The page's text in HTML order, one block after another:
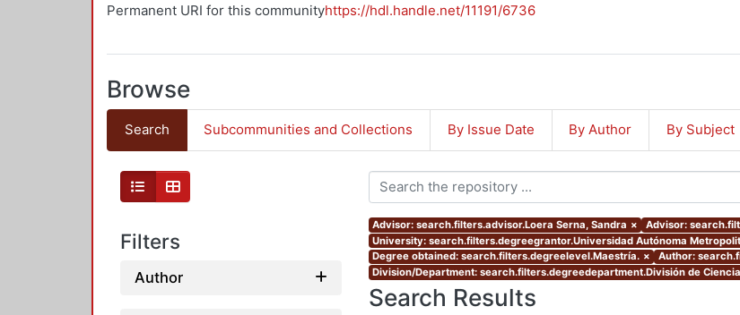
Permanent URI for this communityhttps://hdl.handle.net/11191/6736
Browse
Search Subcommunities and Collections By Issue Date By Author By Subject
Filters
Author
Advisor: search.filters.advisor.Loera Serna, Sandra × Advisor:
University: search.filters.degreegrantor.Universidad Autónoma
Degree obtained: search.filters.degreelevel.Maestría. × Author:
Division/Department: search.filters.degreedepartment.División de
Search Results